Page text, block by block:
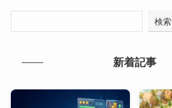
検索
新着記事